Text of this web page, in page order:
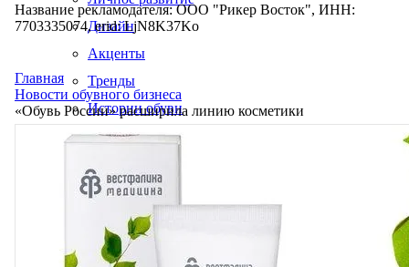
Дизайн
Акценты
Тренды
Истории обуви
Производство
Название рекламодателя: ООО "Рикер Восток", ИНН:
7703335074, erid: LjN8K37Ko
Главная
Новости обувного бизнеса
«Обувь России» расширила линию косметики